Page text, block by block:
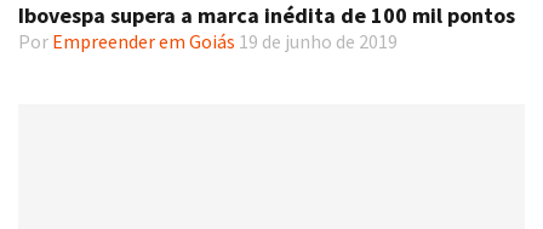
Ibovespa supera a marca inédita de 100 mil pontos
Por Empreender em Goiás 19 de junho de 2019